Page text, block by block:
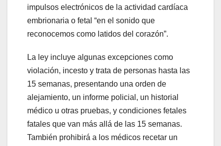
impulsos electrónicos de la actividad cardíaca
embrionaria o fetal “en el sonido que
reconocemos como latidos del corazón”.
La ley incluye algunas excepciones como
violación, incesto y trata de personas hasta las
15 semanas, presentando una orden de
alejamiento, un informe policial, un historial
médico u otras pruebas, y condiciones fetales
fatales que van más allá de las 15 semanas.
También prohibirá a los médicos recetar un